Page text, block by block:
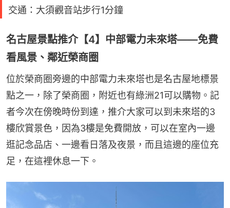
交通：大須觀音站步行1分鐘
名古屋景點推介【4】中部電力未來塔——免費
看風景、鄰近榮商圈
位於榮商圈旁邊的中部電力未來塔也是名古屋地標景
點之一，除了榮商圈，附近也有綠洲21可以購物。記
者今次在傍晚時份到達，推介大家可以到未來塔的3
樓欣賞景色，因為3樓是免費開放，可以在室內一邊
逛記念品店、一邊看日落及夜景，而且這邊的座位充
足，在這裡休息一下。